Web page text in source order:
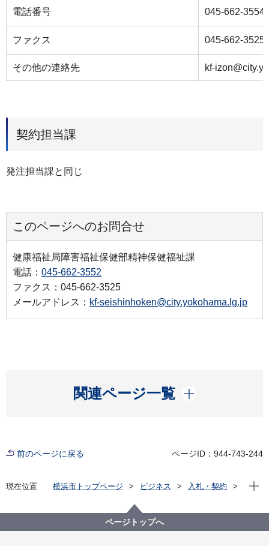
電話番号 045-662-3554
ファクス 045-662-3525
その他の連絡先 kf-
契約担当課
発注担当課と同じ
このページへのお問合せ
健康福祉局障害福祉保健部精神保健福祉課
電話： 045-662-3552
ファクス：045-662-3525
メールアドレス： kf-seishinhoken@city.yokohama.lg.jp
関連ページ一覧
開く
前のページに戻る ページID：944-743-244
現在位置 横浜市トップページ ビジネス
入札・契約
【参加申込終了】【公募型指名競争入札】令和７年度
若年層向け依存症啓発動画YouTube広告掲出業務委託
現在
ページトップへ